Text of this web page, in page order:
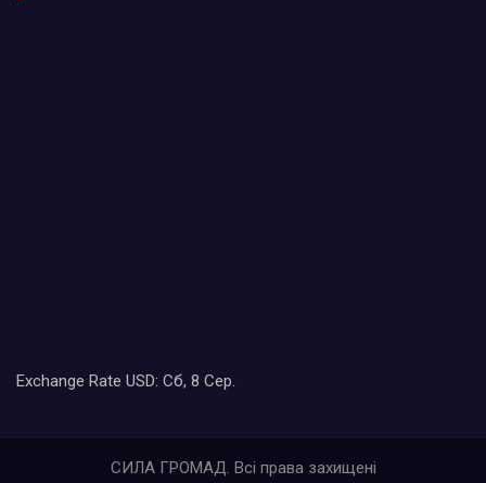
Exchange Rate USD: Сб, 8 Сер.
СИЛА ГРОМАД. Всі права захищені